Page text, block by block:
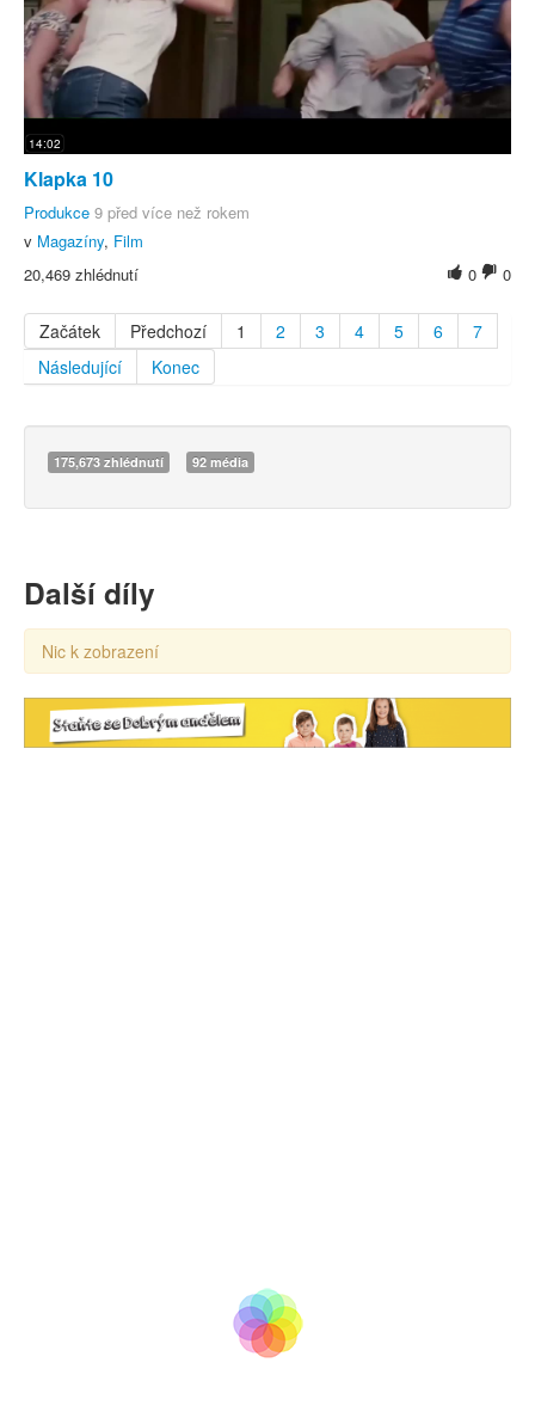
14:02
Klapka 10
Produkce 9 před více než rokem
v Magazíny, Film
0
0
20,469 zhlédnutí
Začátek Předchozí 1 2 3 4 5 6
7
Následující
Konec
175,673 zhlédnutí 92 média
Další díly
Nic k zobrazení